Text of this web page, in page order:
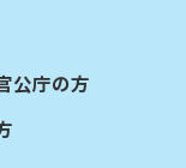
公庁の方